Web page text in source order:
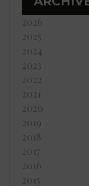
2026
2025
2024
2023
2022
2021
2020
2019
2018
2017
2016
2015